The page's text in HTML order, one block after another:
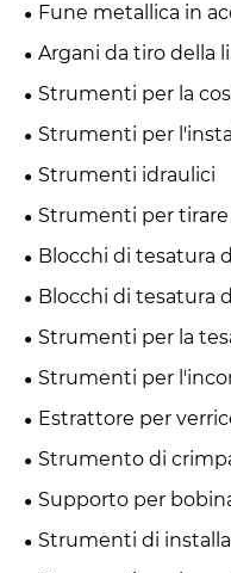
Fune metallica in
Argani da tiro della
Strumenti per la
Strumenti per
Strumenti idraulici
Strumenti per
Blocchi di tesatura
Blocchi di tesatura
Strumenti per la
Strumenti per
Estrattore per
Strumento di
Supporto per
Strumenti di